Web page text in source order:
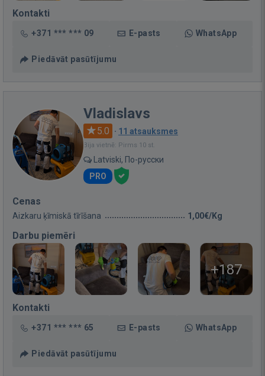
Kontakti
+371 *** *** 09 E-pasts WhatsApp
Piedāvāt pasūtījumu
Vladislavs
5.0 · 11 atsauksmes
Bija vietnē: Pirms 10 st.
Latviski, По-русски
PRO
Cenas
Aizkaru ķīmiskā tīrīšana 1,00€/Kg
Darbu piemēri
+187
Kontakti
+371 *** *** 65 E-pasts WhatsApp
Piedāvāt pasūtījumu